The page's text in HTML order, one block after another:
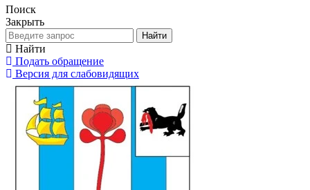
Поиск
Закрыть
Найти
Найти
Подать обращение
Версия для слабовидящих